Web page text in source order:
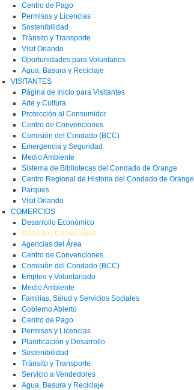
Centro de Pago
Permisos y Licencias
Sostenibilidad
Tránsito y Transporte
Visit Orlando
Oportunidades para Voluntarios
Agua, Basura y Reciclaje
VISITANTES
Página de Inicio para Visitantes
Arte y Cultura
Protección al Consumidor
Centro de Convenciones
Comisión del Condado (BCC)
Emergencia y Seguridad
Medio Ambiente
Sistema de Bibliotecas del Condado de Orange
Centro Regional de Historia del Condado de Orange
Parques
Visit Orlando
COMERCIOS
Desarrollo Económico
Recursos Comerciales
Agencias del Área
Centro de Convenciones
Comisión del Condado (BCC)
Empleo y Voluntariado
Medio Ambiente
Familias, Salud y Servicios Sociales
Gobierno Abierto
Centro de Pago
Permisos y Licencias
Planificación y Desarrollo
Sostenibilidad
Tránsito y Transporte
Servicio a Vendedores
Agua, Basura y Reciclaje